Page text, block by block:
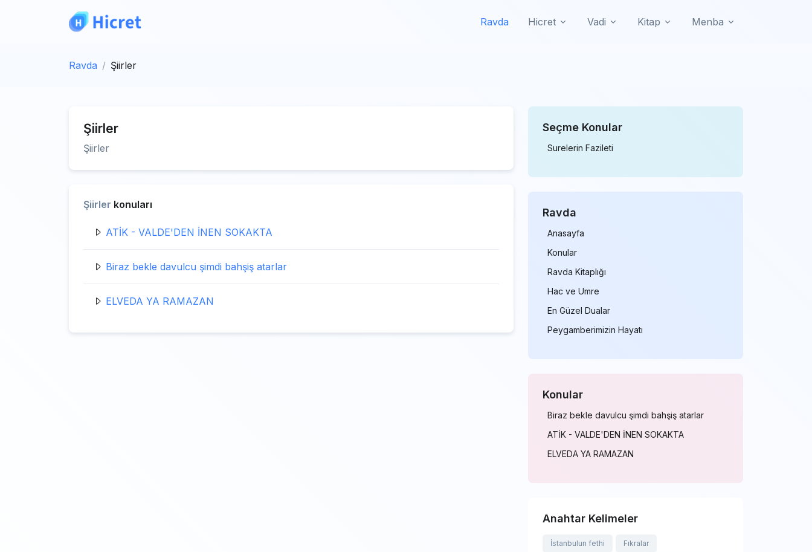
Ravda Hicret Vadi Kitap Menba
Ravda Şiirler
Şiirler
Şiirler
Şiirler konuları
ATİK - VALDE'DEN İNEN SOKAKTA
Biraz bekle davulcu şimdi bahşiş atarlar
ELVEDA YA RAMAZAN
Seçme Konular
Surelerin Fazileti
Ravda
Anasayfa
Konular
Ravda Kitaplığı
Hac ve Umre
En Güzel Dualar
Peygamberimizin Hayatı
Konular
Biraz bekle davulcu şimdi bahşiş atarlar
ATİK - VALDE'DEN İNEN SOKAKTA
ELVEDA YA RAMAZAN
Anahtar Kelimeler
İstanbulun fethi Fıkralar